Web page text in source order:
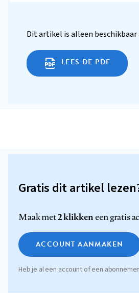
Dit artikel is alleen beschikbaar
LEES DE PDF
Gratis dit artikel
Maak met2 klikkeneen gratis
ACCOUNT AANMAKEN
Heb je al een account of een